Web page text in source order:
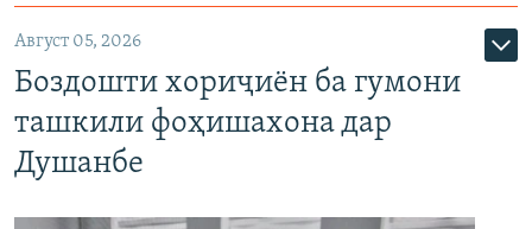
Август 05, 2026
Боздошти хориҷиён ба гумони
ташкили фоҳишахона дар
Душанбе